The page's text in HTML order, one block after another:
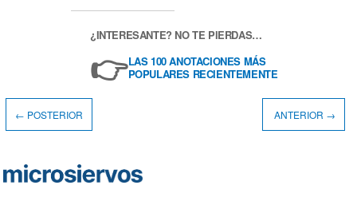
¿INTERESANTE? NO TE PIERDAS…
👉LAS 100 ANOTACIONES MÁS
POPULARES RECIENTEMENTE
← POSTERIOR ANTERIOR →